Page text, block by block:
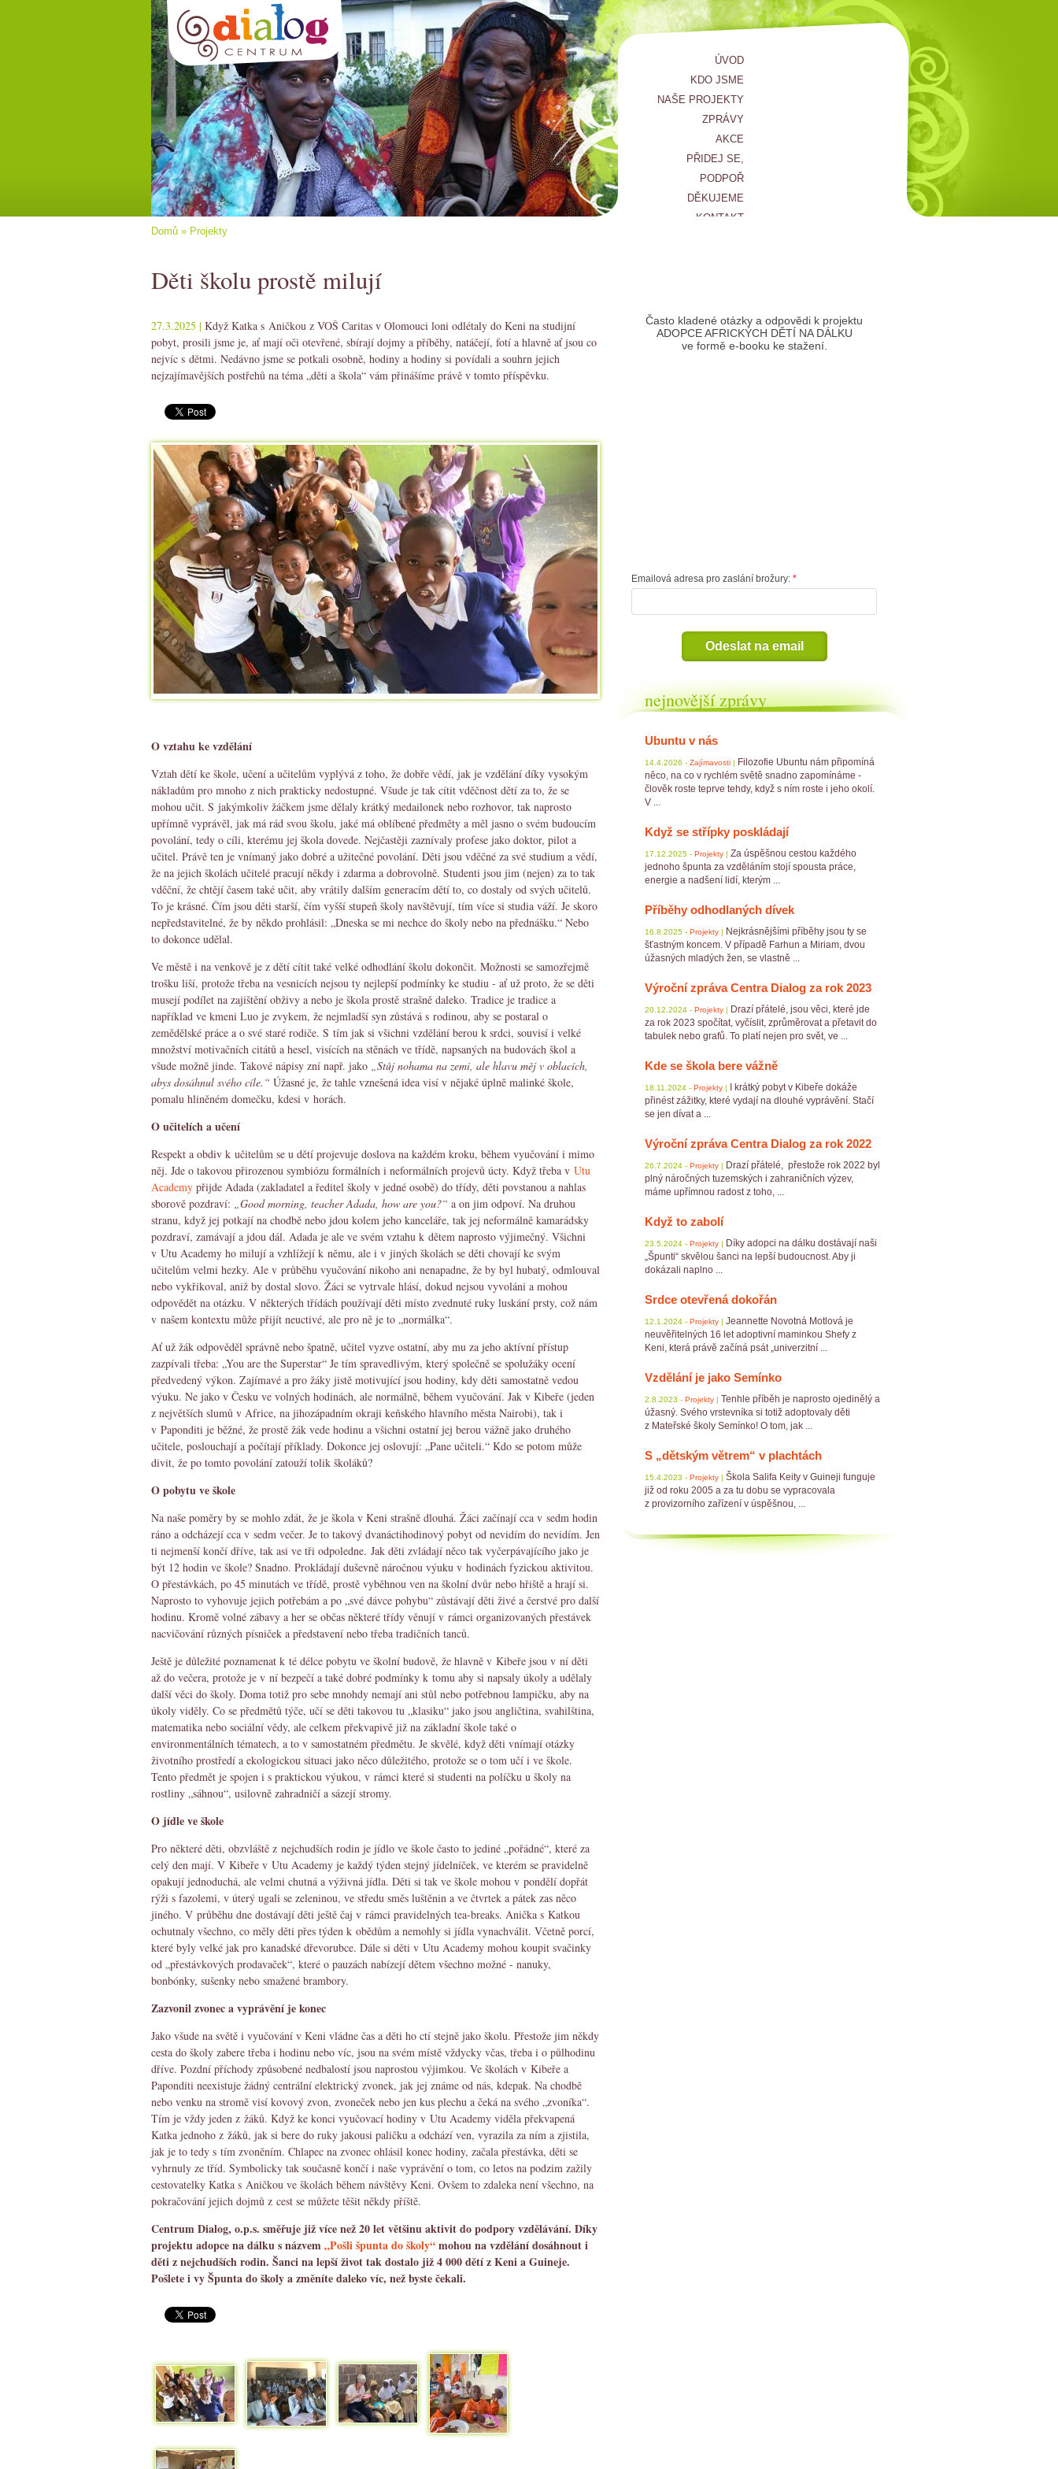
ÚVOD
KDO JSME
NAŠE PROJEKTY
ZPRÁVY
AKCE
PŘIDEJ SE,
PODPOŘ
DĚKUJEME
KONTAKT
Domů » Projekty
Děti školu prostě milují
27.3.2025 | Když Katka s Aničkou z VOŠ Caritas v Olomouci loni odlétaly do Keni na studijní
pobyt, prosili jsme je, ať mají oči otevřené, sbírají dojmy a příběhy, natáčejí, fotí a hlavně ať jsou co
nejvíc s dětmi. Nedávno jsme se potkali osobně, hodiny a hodiny si povídali a souhrn jejich
nejzajímavějších postřehů na téma „děti a škola“ vám přinášíme právě v tomto příspěvku.
O vztahu ke vzdělání
Vztah dětí ke škole, učení a učitelům vyplývá z toho, že dobře vědí, jak je vzdělání díky vysokým
nákladům pro mnoho z nich prakticky nedostupné. Všude je tak cítit vděčnost dětí za to, že se
mohou učit. S jakýmkoliv žáčkem jsme dělaly krátký medailonek nebo rozhovor, tak naprosto
upřímně vyprávěl, jak má rád svou školu, jaké má oblíbené předměty a měl jasno o svém budoucím
povolání, tedy o cíli, kterému jej škola dovede. Nejčastěji zaznívaly profese jako doktor, pilot a
učitel. Právě ten je vnímaný jako dobré a užitečné povolání. Děti jsou vděčné za své studium a vědí,
že na jejich školách učitelé pracují někdy i zdarma a dobrovolně. Studenti jsou jim (nejen) za to tak
vděční, že chtějí časem také učit, aby vrátily dalším generacím dětí to, co dostaly od svých učitelů.
To je krásné. Čím jsou děti starší, čím vyšší stupeň školy navštěvují, tím více si studia váží. Je skoro
nepředstavitelné, že by někdo prohlásil: „Dneska se mi nechce do školy nebo na přednášku.“ Nebo
to dokonce udělal.
Ve městě i na venkově je z dětí cítit také velké odhodlání školu dokončit. Možnosti se samozřejmě
trošku liší, protože třeba na vesnicích nejsou ty nejlepší podmínky ke studiu - ať už proto, že se děti
musejí podílet na zajištění obživy a nebo je škola prostě strašně daleko. Tradice je tradice a
například ve kmeni Luo je zvykem, že nejmladší syn zůstává s rodinou, aby se postaral o
zemědělské práce a o své staré rodiče. S tím jak si všichni vzdělání berou k srdci, souvisí i velké
množství motivačních citátů a hesel, visících na stěnách ve třídě, napsaných na budovách škol a
všude možně jinde. Takové nápisy zní např. jako „Stůj nohama na zemi, ale hlavu měj v oblacích,
abys dosáhnul svého cíle.“ Úžasné je, že tahle vznešená idea visí v nějaké úplně malinké škole,
pomalu hliněném domečku, kdesi v horách.
O učitelích a učení
Respekt a obdiv k učitelům se u dětí projevuje doslova na každém kroku, během vyučování i mimo
něj. Jde o takovou přirozenou symbiózu formálních i neformálních projevů úcty. Když třeba v Utu
Academy přijde Adada (zakladatel a ředitel školy v jedné osobě) do třídy, děti povstanou a nahlas
sborově pozdraví: „Good morning, teacher Adada, how are you?“ a on jim odpoví. Na druhou
stranu, když jej potkají na chodbě nebo jdou kolem jeho kanceláře, tak jej neformálně kamarádsky
pozdraví, zamávají a jdou dál. Adada je ale ve svém vztahu k dětem naprosto výjimečný. Všichni
v Utu Academy ho milují a vzhlížejí k němu, ale i v jiných školách se děti chovají ke svým
učitelům velmi hezky. Ale v průběhu vyučování nikoho ani nenapadne, že by byl hubatý, odmlouval
nebo vykřikoval, aniž by dostal slovo. Žáci se vytrvale hlásí, dokud nejsou vyvoláni a mohou
odpovědět na otázku. V některých třídách používají děti místo zvednuté ruky luskání prsty, což nám
v našem kontextu může přijít neuctivé, ale pro ně je to „normálka“.
Ať už žák odpověděl správně nebo špatně, učitel vyzve ostatní, aby mu za jeho aktívní přístup
zazpívali třeba: „You are the Superstar“ Je tím spravedlivým, který společně se spolužáky ocení
předvedený výkon. Zajímavé a pro žáky jistě motivující jsou hodiny, kdy děti samostatně vedou
výuku. Ne jako v Česku ve volných hodinách, ale normálně, během vyučování. Jak v Kibeře (jeden
z největších slumů v Africe, na jihozápadním okraji keňského hlavního města Nairobi), tak i
v Paponditi je běžné, že prostě žák vede hodinu a všichni ostatní jej berou vážně jako druhého
učitele, poslouchají a počítají příklady. Dokonce jej oslovují: „Pane učiteli.“ Kdo se potom může
divit, že po tomto povolání zatouží tolik školáků?
O pobytu ve škole
Na naše poměry by se mohlo zdát, že je škola v Keni strašně dlouhá. Žáci začínají cca v sedm hodin
ráno a odcházejí cca v sedm večer. Je to takový dvanáctihodinový pobyt od nevidím do nevidím. Jen
ti nejmenší končí dříve, tak asi ve tři odpoledne. Jak děti zvládají něco tak vyčerpávajícího jako je
být 12 hodin ve škole? Snadno. Prokládají duševně náročnou výuku v hodinách fyzickou aktivitou.
O přestávkách, po 45 minutách ve třídě, prostě vyběhnou ven na školní dvůr nebo hřiště a hrají si.
Naprosto to vyhovuje jejich potřebám a po „své dávce pohybu“ zůstávají děti živé a čerstvé pro další
hodinu. Kromě volné zábavy a her se občas některé třídy věnují v rámci organizovaných přestávek
nacvičování různých písniček a představení nebo třeba tradičních tanců.
Ještě je důležité poznamenat k té délce pobytu ve školní budově, že hlavně v Kibeře jsou v ní děti
až do večera, protože je v ní bezpečí a také dobré podmínky k tomu aby si napsaly úkoly a udělaly
další věci do školy. Doma totiž pro sebe mnohdy nemají ani stůl nebo potřebnou lampičku, aby na
úkoly viděly. Co se předmětů týče, učí se děti takovou tu „klasiku“ jako jsou angličtina, svahilština,
matematika nebo sociální vědy, ale celkem překvapivě již na základní škole také o
environmentálních tématech, a to v samostatném předmětu. Je skvělé, když děti vnímají otázky
životního prostředí a ekologickou situaci jako něco důležitého, protože se o tom učí i ve škole.
Tento předmět je spojen i s praktickou výukou, v rámci které si studenti na políčku u školy na
rostliny „sáhnou“, usilovně zahradničí a sázejí stromy.
O jídle ve škole
Pro některé děti, obzvláště z nejchudších rodin je jídlo ve škole často to jediné „pořádné“, které za
celý den mají. V Kibeře v Utu Academy je každý týden stejný jídelníček, ve kterém se pravidelně
opakují jednoduchá, ale velmi chutná a výživná jídla. Děti si tak ve škole mohou v pondělí dopřát
rýži s fazolemi, v úterý ugali se zeleninou, ve středu směs luštěnin a ve čtvrtek a pátek zas něco
jiného. V průběhu dne dostávají děti ještě čaj v rámci pravidelných tea-breaks. Anička s Katkou
ochutnaly všechno, co měly děti přes týden k obědům a nemohly si jídla vynachválit. Včetně porcí,
které byly velké jak pro kanadské dřevorubce. Dále si děti v Utu Academy mohou koupit svačinky
od „přestávkových prodavaček“, které o pauzách nabízejí dětem všechno možné - nanuky,
bonbónky, sušenky nebo smažené brambory.
Zazvonil zvonec a vyprávění je konec
Jako všude na světě i vyučování v Keni vládne čas a děti ho ctí stejně jako školu. Přestože jim někdy
cesta do školy zabere třeba i hodinu nebo víc, jsou na svém místě vždycky včas, třeba i o půlhodinu
dříve. Pozdní příchody způsobené nedbalostí jsou naprostou výjimkou. Ve školách v Kibeře a
Paponditi neexistuje žádný centrální elektrický zvonek, jak jej známe od nás, kdepak. Na chodbě
nebo venku na stromě visí kovový zvon, zvoneček nebo jen kus plechu a čeká na svého „zvoníka“.
Tím je vždy jeden z žáků. Když ke konci vyučovací hodiny v Utu Academy viděla překvapená
Katka jednoho z žáků, jak si bere do ruky jakousi paličku a odchází ven, vyrazila za ním a zjistila,
jak je to tedy s tím zvoněním. Chlapec na zvonec ohlásil konec hodiny, začala přestávka, děti se
vyhrnuly ze tříd. Symbolicky tak současně končí i naše vyprávění o tom, co letos na podzim zažily
cestovatelky Katka s Aničkou ve školách během návštěvy Keni. Ovšem to zdaleka není všechno, na
pokračování jejich dojmů z cest se můžete těšit někdy příště.
Centrum Dialog, o.p.s. směřuje již více než 20 let většinu aktivit do podpory vzdělávání. Díky
projektu adopce na dálku s názvem„Pošli špunta do školy“mohou na vzdělání dosáhnout i
děti z nejchudších rodin. Šanci na lepší život tak dostalo již 4 000 dětí z Keni a Guineje.
Pošlete i vy Špunta do školy a změníte daleko víc, než byste čekali.
Často kladené otázky a odpovědi k projektu
ADOPCE AFRICKÝCH DĚTÍ NA DÁLKU
ve formě e-booku ke stažení.
Emailová adresa pro zaslání brožury:
Odeslat na email
nejnovější zprávy
Ubuntu v nás
14.4.2026 - Zajímavosti | Filozofie Ubuntu nám připomíná
něco, na co v rychlém světě snadno zapomínáme -
člověk roste teprve tehdy, když s ním roste i jeho okolí.
V ...
Když se střípky poskládají
17.12.2025 - Projekty | Za úspěšnou cestou každého
jednoho špunta za vzděláním stojí spousta práce,
energie a nadšení lidí, kterým ...
Příběhy odhodlaných dívek
16.8.2025 - Projekty | Nejkrásnějšími příběhy jsou ty se
šťastným koncem. V případě Farhun a Miriam, dvou
úžasných mladých žen, se vlastně ...
Výroční zpráva Centra Dialog za rok 2023
20.12.2024 - Projekty | Drazí přátelé, jsou věci, které jde
za rok 2023 spočítat, vyčíslit, zprůměrovat a přetavit do
tabulek nebo grafů. To platí nejen pro svět, ve ...
Kde se škola bere vážně
18.11.2024 - Projekty |
I krátký pobyt v Kibeře dokáže
přinést zážitky, které vydají na dlouhé vyprávění. Stačí
se jen dívat a ...
Výroční zpráva Centra Dialog za rok 2022
26.7.2024 - Projekty | Drazí přátelé, přestože rok 2022 byl
plný náročných tuzemských i zahraničních výzev,
máme upřímnou radost z toho, ...
Když to zabolí
23.5.2024 - Projekty | Díky adopci na dálku dostávají naši
„Špunti“ skvělou šanci na lepší budoucnost. Aby ji
dokázali naplno ...
Srdce otevřená dokořán
12.1.2024 - Projekty | Jeannette Novotná Motlová je
neuvěřitelných 16 let adoptivní maminkou Shefy z
Keni, která právě začíná psát „univerzitní ...
Vzdělání je jako Semínko
2.8.2023 - Projekty | Tenhle příběh je naprosto ojedinělý a
úžasný. Svého vrstevníka si totiž adoptovaly děti
z Mateřské školy Semínko! O tom, jak ...
S „dětským větrem“ v plachtách
15.4.2023 - Projekty | Škola Salifa Keity v Guineji funguje
již od roku 2005 a za tu dobu se vypracovala
z provizorního zařízení v úspěšnou, ...